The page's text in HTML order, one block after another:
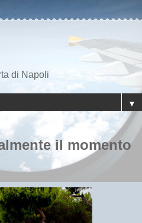
di Napoli
▼
il momento